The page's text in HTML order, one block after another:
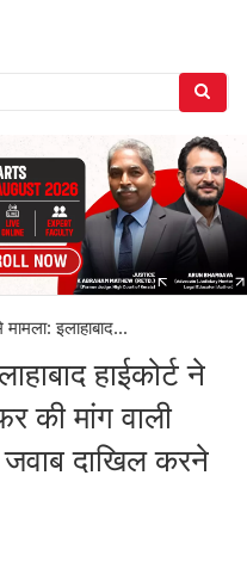
इलाहाबाद...
हाईकोर्ट ने
की मांग वाली
जवाब दाखिल करने